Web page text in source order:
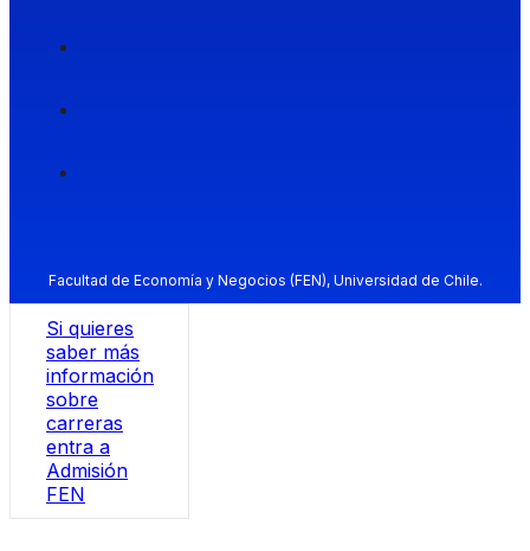
Facultad de Economía y Negocios (FEN), Universidad de Chile.
Si quieres
saber más
información
sobre
carreras
entra a
Admisión
FEN